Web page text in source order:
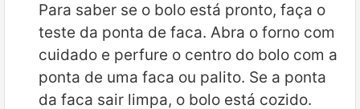
Para saber se o bolo está pronto, faça o
teste da ponta de faca. Abra o forno com
cuidado e perfure o centro do bolo com a
ponta de uma faca ou palito. Se a ponta
da faca sair limpa, o bolo está cozido.